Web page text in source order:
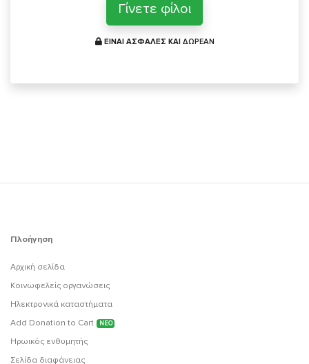
Γίνετε φίλοι
ΕΙΝΑΙ ΑΣΦΑΛΕΣ ΚΑΙ ΔΩΡΕΑΝ
Πλοήγηση
Αρχική σελίδα
Κοινωφελείς οργανώσεις
Ηλεκτρονικά καταστήματα
Add Donation to Cart
ΝΕΟ
Ηρωικός ενθυμητής
Σελίδα διαφάνειας